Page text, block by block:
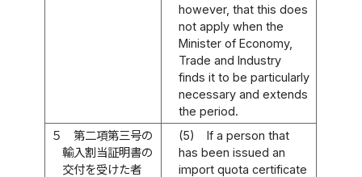
however, that this does
not apply when the
Minister of Economy,
Trade and Industry
finds it to be particularly
necessary and extends
the period.
５
第二項第三号の
輸入割当証明書の
交付を受けた者
(5)
If a person that
has been issued an
import quota certificate